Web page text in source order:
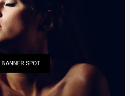
BANNER SPOT